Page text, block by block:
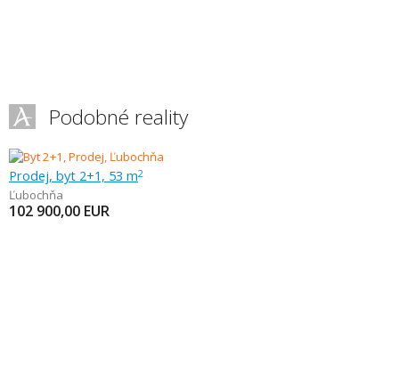
Podobné reality
Prodej, byt 2+1, 53 m2
Ľubochňa
102 900,00 EUR